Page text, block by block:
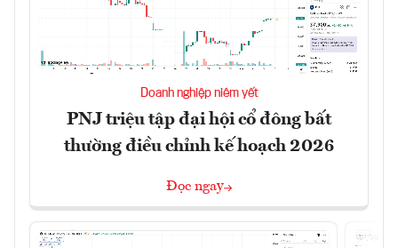
Doanh nghiệp niêm yết
PNJ triệu tập đại hội cổ đông bất
thường điều chỉnh kế hoạch 2026
Đọc ngay